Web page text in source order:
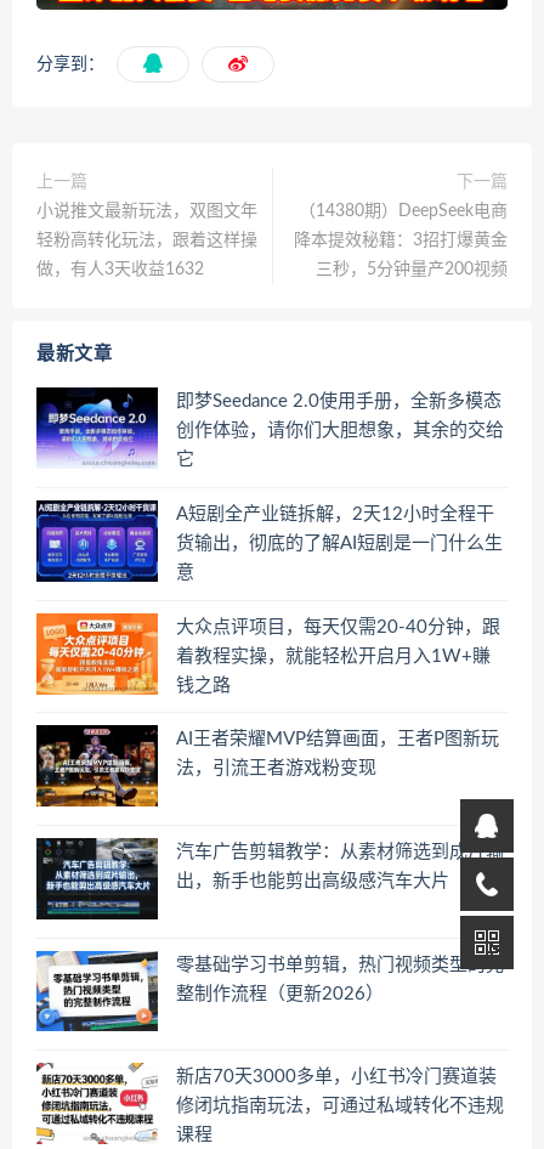
分享到：
上一篇
小说推文最新玩法，双图文年
轻粉高转化玩法，跟着这样操
做，有人3天收益1632
下一篇
（14380期）DeepSeek电商
降本提效秘籍：3招打爆黄金
三秒，5分钟量产200视频
最新文章
即梦Seedance 2.0使用手册，全新多模态
创作体验，请你们大胆想象，其余的交给
它
A短剧全产业链拆解，2天12小时全程干
货输出，彻底的了解AI短剧是一门什么生
意
大众点评项目，每天仅需20-40分钟，跟
着教程实操，就能轻松开启月入1W+賺
钱之路
AI王者荣耀MVP结算画面，王者P图新玩
法，引流王者游戏粉变现
汽车广告剪辑教学：从素材筛选到成片输
出，新手也能剪出高级感汽车大片
零基础学习书单剪辑，热门视频类型的完
整制作流程（更新2026）
新店70天3000多单，小红书冷门赛道装
修闭坑指南玩法，可通过私域转化不违规
课程